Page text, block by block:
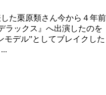
た栗原類さん今から４年前
ラックス』へ出演したのを
モデル”としてブレイクした